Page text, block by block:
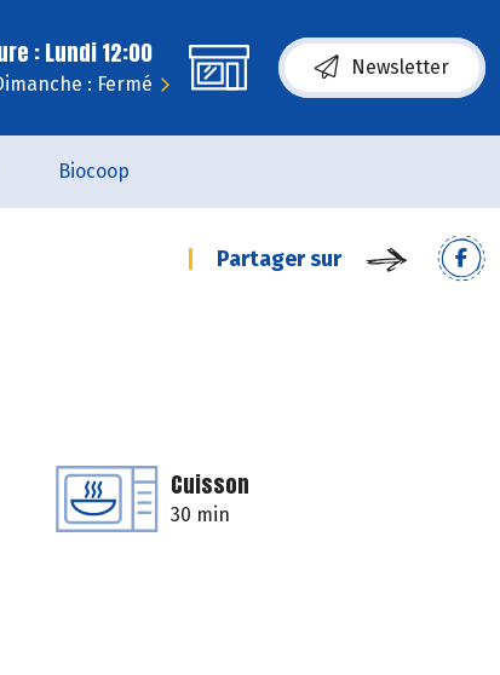
: Lundi 12:00
: Fermé
Newsletter
Biocoop
Partager sur
Cuisson
30 min